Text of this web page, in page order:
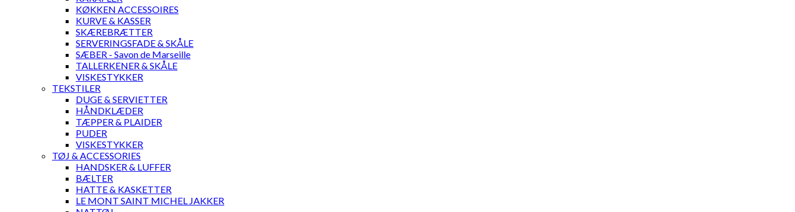
KØKKEN ACCESSOIRES
KURVE & KASSER
SKÆREBRÆTTER
SERVERINGSFADE & SKÅLE
SÆBER - Savon de Marseille
TALLERKENER & SKÅLE
VISKESTYKKER
TEKSTILER
DUGE & SERVIETTER
HÅNDKLÆDER
TÆPPER & PLAIDER
PUDER
VISKESTYKKER
TØJ & ACCESSORIES
HANDSKER & LUFFER
BÆLTER
HATTE & KASKETTER
LE MONT SAINT MICHEL JAKKER